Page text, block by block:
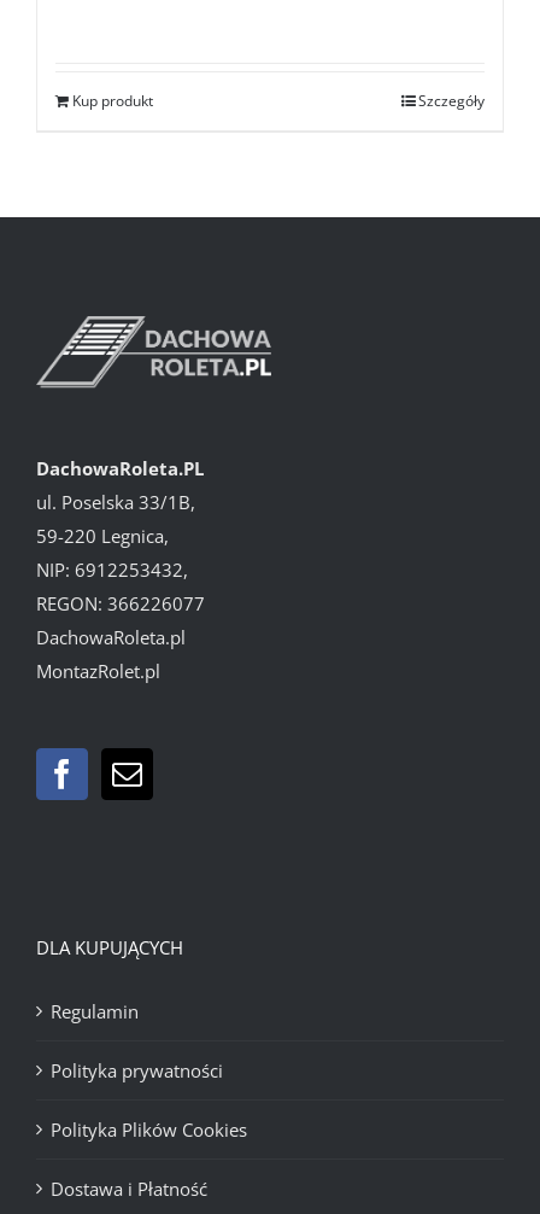
Kup produkt Szczegóły
DachowaRoleta.PL
ul. Poselska 33/1B,
59-220 Legnica,
NIP: 6912253432,
REGON: 366226077
DachowaRoleta.pl
MontazRolet.pl
DLA KUPUJĄCYCH
Regulamin
Polityka prywatności
Polityka Plików Cookies
Dostawa i Płatność